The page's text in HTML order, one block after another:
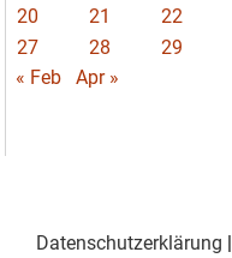
20
21 22
27
28 29
« Feb
Apr »
Datenschutzerklärung |